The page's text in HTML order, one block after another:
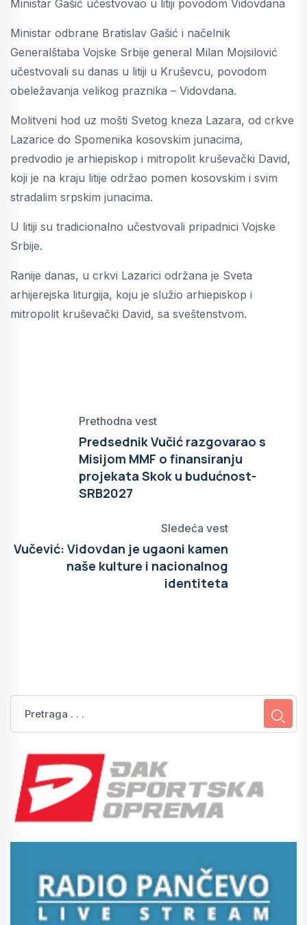
Ministar Gašić učestvovao u litiji povodom Vidovdana
Ministar odbrane Bratislav Gašić i načelnik
Generalštaba Vojske Srbije general Milan Mojsilović
učestvovali su danas u litiji u Kruševcu, povodom
obeležavanja velikog praznika – Vidovdana.
Molitveni hod uz mošti Svetog kneza Lazara, od crkve
Lazarice do Spomenika kosovskim junacima,
predvodio je arhiepiskop i mitropolit kruševački David,
koji je na kraju litije održao pomen kosovskim i svim
stradalim srpskim junacima.
U litiji su tradicionalno učestvovali pripadnici Vojske
Srbije.
Ranije danas, u crkvi Lazarici održana je Sveta
arhijerejska liturgija, koju je služio arhiepiskop i
mitropolit kruševački David, sa sveštenstvom.
Prethodna vest
Predsednik Vučić razgovarao s
Misijom MMF o finansiranju
projekata Skok u budućnost-
SRB2027
Sledeća vest
Vučević: Vidovdan je ugaoni kamen
naše kulture i nacionalnog
identiteta